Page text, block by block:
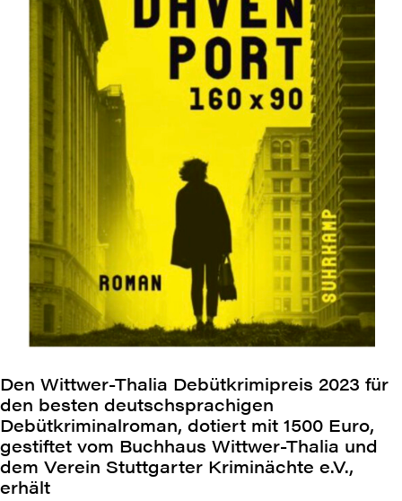
Den Wittwer-Thalia Debütkrimipreis 2023 für
den besten deutschsprachigen
Debütkriminalroman, dotiert mit 1500 Euro,
gestiftet vom Buchhaus Wittwer-Thalia und
dem Verein Stuttgarter Kriminächte e.V.,
erhält